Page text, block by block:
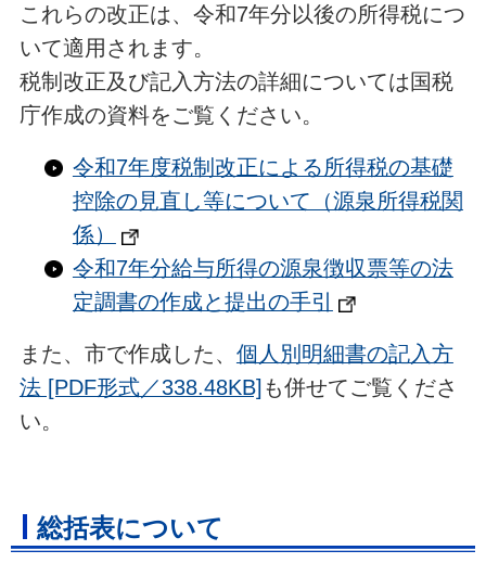
これらの改正は、令和7年分以後の所得税につ
いて適用されます。
税制改正及び記入方法の詳細については国税
庁作成の資料をご覧ください。
令和7年度税制改正による所得税の基礎
控除の見直し等について（源泉所得税関
係）
令和7年分給与所得の源泉徴収票等の法
定調書の作成と提出の手引
また、市で作成した、 個人別明細書の記入方
法 [PDF形式／338.48KB]も併せてご覧くださ
い。
総括表について